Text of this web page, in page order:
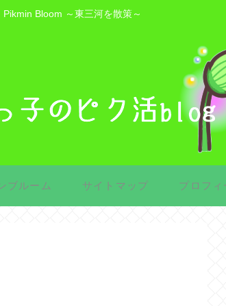
Pikmin Bloom ～東三河を散策～
ブルーム サイトマップ プロフィ